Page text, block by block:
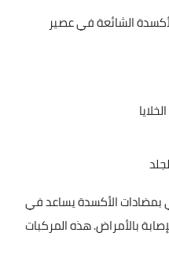
الشائعة في عصير
بمضادات الأكسدة يساعد في
بالأمراض. هذه المركبات